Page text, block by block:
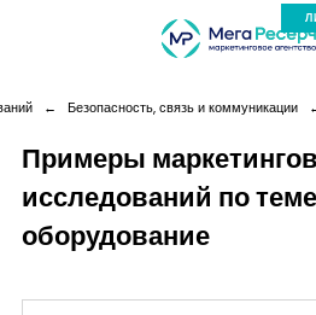
Компания
← Безопасность, связь и коммуникации
Примеры
исследований по
оборудование